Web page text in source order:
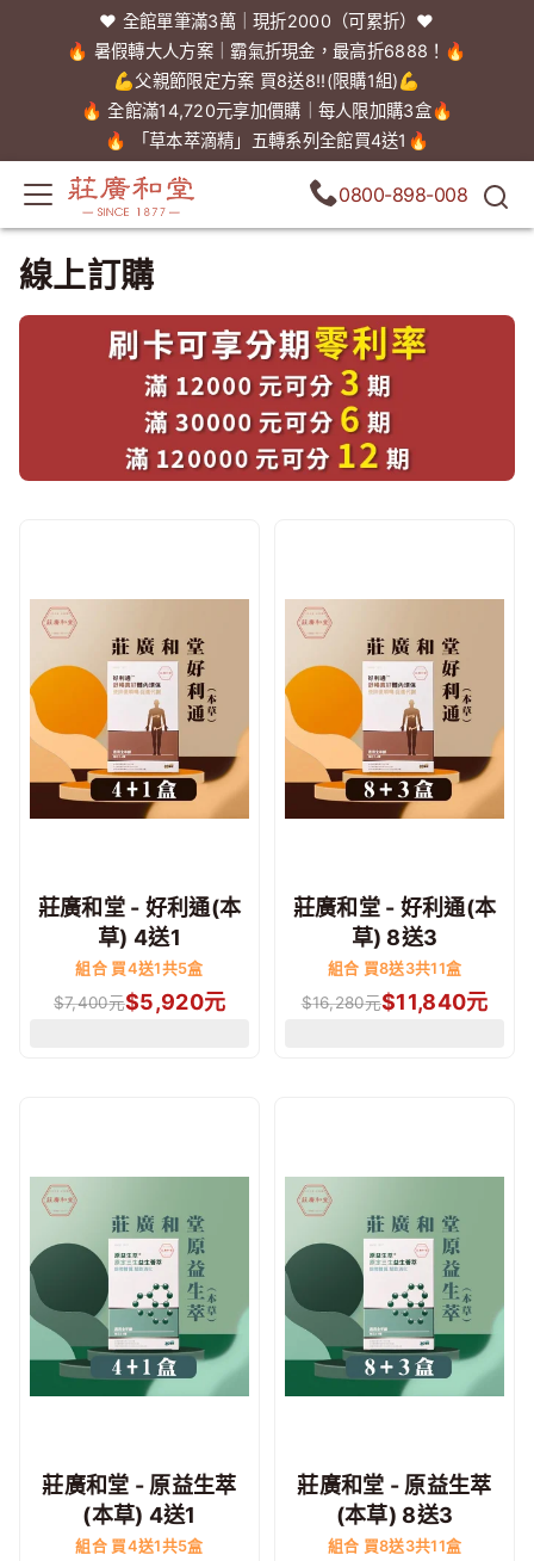
❤️ 全館單筆滿3萬｜現折2000（可累折）❤️
🔥 暑假轉大人方案｜霸氣折現金，最高折6888！🔥
💪父親節限定方案 買8送8!!(限購1組)💪
🔥 全館滿14,720元享加價購｜每人限加購3盒🔥
🔥 「草本萃滴精」五轉系列全館買4送1🔥
0800-898-008
線上訂購
莊廣和堂 - 好利通(本
草) 4送1
組合 買4送1共5盒
$7,400元$5,920元
莊廣和堂 - 好利通(本
草) 8送3
組合 買8送3共11盒
$16,280元$11,840元
莊廣和堂 - 原益生萃
(本草) 4送1
組合 買4送1共5盒
莊廣和堂 - 原益生萃
(本草) 8送3
組合 買8送3共11盒